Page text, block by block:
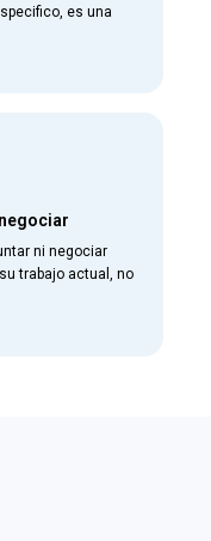
es una
ni negociar
trabajo actual, no